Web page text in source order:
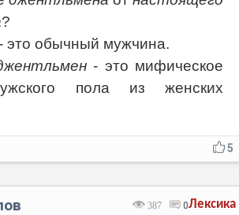
?
это обычный мужчина.
- это мифическое
пола из женских
5
Лексика
387 0